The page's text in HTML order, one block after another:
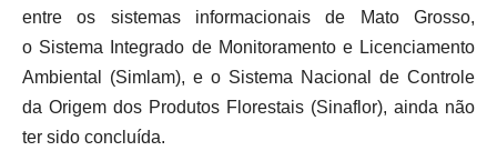
entre os sistemas informacionais de Mato Grosso,
o Sistema Integrado de Monitoramento e Licenciamento
Ambiental (Simlam), e o Sistema Nacional de Controle
da Origem dos Produtos Florestais (Sinaflor), ainda não
ter sido concluída.